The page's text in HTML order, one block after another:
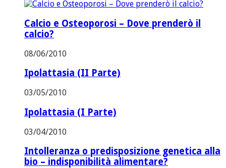
Calcio e Osteoporosi – Dove prenderò il
calcio?
08/06/2010
Ipolattasia (II Parte)
03/05/2010
Ipolattasia (I Parte)
03/04/2010
Intolleranza o predisposizione genetica alla
bio – indisponibilità alimentare?